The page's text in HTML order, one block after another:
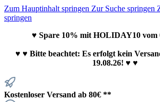
Zum Hauptinhalt springen Zur Suche springen
springen
♥ Spare 10% mit HOLIDAY10 vom
♥ ♥ Bitte beachtet: Es erfolgt kein
19.08.26! ♥ ♥
Kostenloser Versand ab 80€ **